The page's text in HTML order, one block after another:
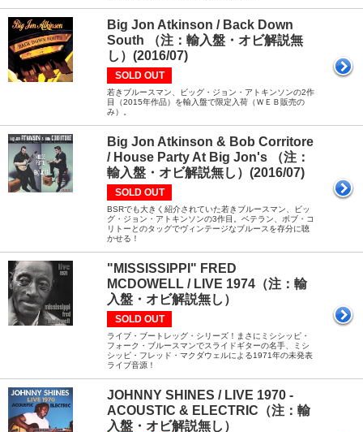
Big Jon Atkinson / Back Down
South （注：輸入盤・オビ解説無
し）(2016/07)
SOLD OUT
若きブルースマン、ビッグ・ジョン・アトキンソンの2作
目（2015年作品）を輸入盤で限定入荷（ＷＥＢ販売の
み）。
Big Jon Atkinson & Bob Corritore
/ House Party At Big Jon's （注：
輸入盤・オビ解説無し）(2016/07)
SOLD OUT
BSRでも大きく紹介されていた若きブルースマン、ビッ
グ・ジョン・アトキンソンの3作目。ベテラン、ボブ・コ
リトーとのタッグでヴィンテージなブルースを存分に聴
かせる！
"MISSISSIPPI" FRED
MCDOWELL / LIVE 1974（注：輸
入盤・オビ解説無し）
SOLD OUT
ライブ・ブートレッグ・シリーズ！まさにミシシッピ・
フォーク・ブルースマンでスライドギターの名手、ミシ
シッピ・フレッド・マクダウェルによる1971年の未発表
ライブ音源！
JOHNNY SHINES / LIVE 1970 -
ACOUSTIC & ELECTRIC（注：輸
入盤・オビ解説無し）